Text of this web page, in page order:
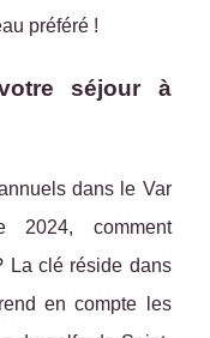
préféré !
séjour à
dans le Var
2024, comment
La clé réside dans
en compte les